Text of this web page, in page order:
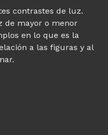
contrastes de luz.
de mayor o menor
en lo que es la
a las figuras y al